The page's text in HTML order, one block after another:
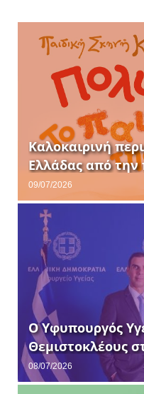
Καλοκαιρινή
Ελλάδας από την
Ρουγγέρη.
09/07/2026
Ο Υφυπουργός
Θεμιστοκλέους
08/07/2026